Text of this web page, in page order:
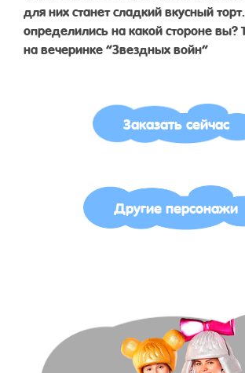
для них станет сладкий вкусный
определились на какой стороне
на вечеринке “Звездных войн”
Заказать сейчас
Другие персонажи